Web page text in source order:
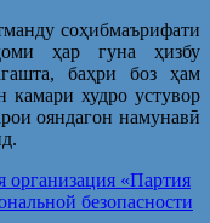
соҳибмаърифати
ҳар гуна ҳизбу
баҳри боз ҳам
камари худро устувор
ояндагон намунавӣ
организация «Партия
безопасности